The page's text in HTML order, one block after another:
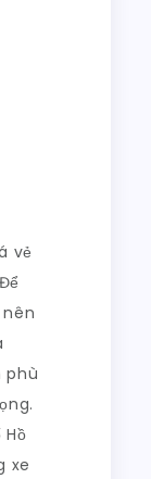
vẻ
phù
xe